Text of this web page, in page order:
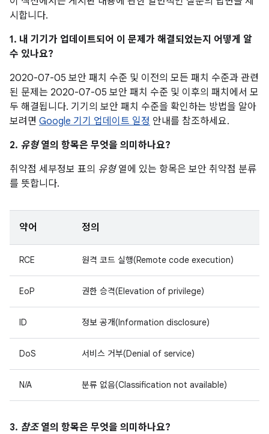
시합니다.
1. 내 기기가 업데이트되어 이 문제가 해결되었는지 어떻게 알
수 있나요?
2020-07-05 보안 패치 수준 및 이전의 모든 패치 수준과 관련
된 문제는 2020-07-05 보안 패치 수준 및 이후의 패치에서 모
두 해결됩니다. 기기의 보안 패치 수준을 확인하는 방법을 알아
보려면 Google 기기 업데이트 일정 안내를 참조하세요.
2. 유형열의 항목은 무엇을 의미하나요?
취약점 세부정보 표의 유형열에 있는 항목은 보안 취약점 분류
를 뜻합니다.
약어 정의
RCE 원격 코드 실행(Remote code execution)
EoP 권한 승격(Elevation of privilege)
ID 정보 공개(Information disclosure)
DoS 서비스 거부(Denial of service)
N/A 분류 없음(Classification not available)
3. 참조열의 항목은 무엇을 의미하나요?